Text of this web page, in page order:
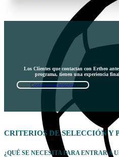
Los Clientes que contactan con Ertheo
programa, tienen una experiencia
Contacta con nosotros
CRITERIOS DESELECCIÓNY
¿QUÉ SE NECESITA PARA ENTRAR A